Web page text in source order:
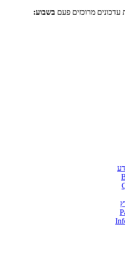
מרוכזים פעם בשבוע: